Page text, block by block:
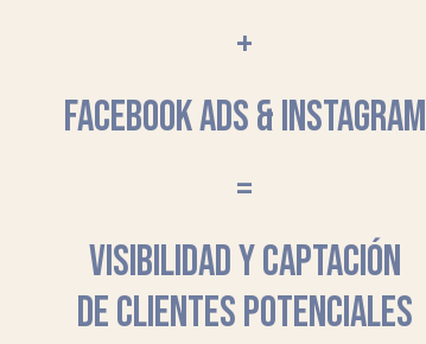
+
FACEBOOK ADS & INSTAGRAM
=
VISIBILIDAD Y CAPTACIÓN
DE CLIENTES POTENCIALES